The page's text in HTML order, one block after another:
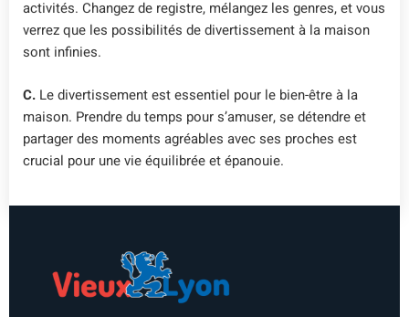
activités. Changez de registre, mélangez les genres, et vous
verrez que les possibilités de divertissement à la maison
sont infinies.
C. Le divertissement est essentiel pour le bien-être à la
maison. Prendre du temps pour s’amuser, se détendre et
partager des moments agréables avec ses proches est
crucial pour une vie équilibrée et épanouie.